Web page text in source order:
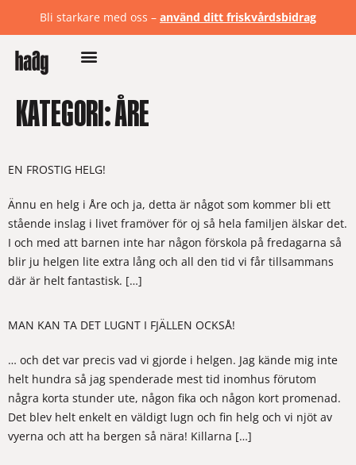
Bli starkare med oss – använd ditt friskvårdsbidrag
KATEGORI:ÅRE
EN FROSTIG HELG!
Ännu en helg i Åre och ja, detta är något som kommer bli ett
stående inslag i livet framöver för oj så hela familjen älskar det.
I och med att barnen inte har någon förskola på fredagarna så
blir ju helgen lite extra lång och all den tid vi får tillsammans
där är helt fantastisk. […]
MAN KAN TA DET LUGNT I FJÄLLEN OCKSÅ!
… och det var precis vad vi gjorde i helgen. Jag kände mig inte
helt hundra så jag spenderade mest tid inomhus förutom
några korta stunder ute, någon fika och någon kort promenad.
Det blev helt enkelt en väldigt lugn och fin helg och vi njöt av
vyerna och att ha bergen så nära! Killarna […]